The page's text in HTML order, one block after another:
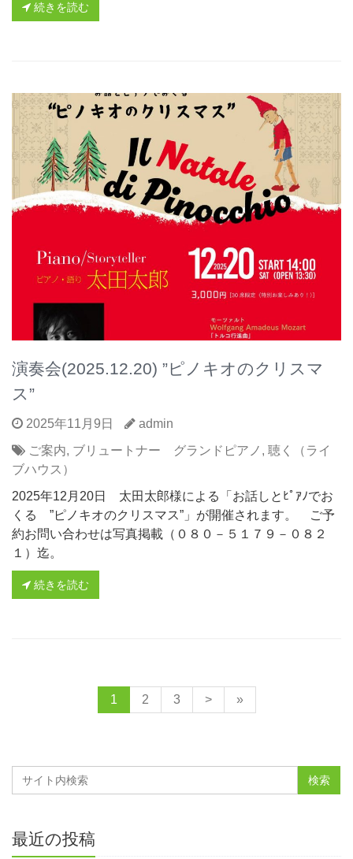
続きを読む
演奏会(2025.12.20) ”ピノキオのクリスマ
ス”
2025年11月9日
admin
ご案内, ブリュートナー グランドピアノ , 聴く（ライ
ブハウス）
2025年12月20日 太田太郎様による「お話しとﾋﾟｱﾉでお
くる ”ピノキオのクリスマス”」が開催されます。 ご予
約お問い合わせは写真掲載（０８０－５１７９－０８２
１）迄。
続きを読む
1 2 3 > »
最近の投稿